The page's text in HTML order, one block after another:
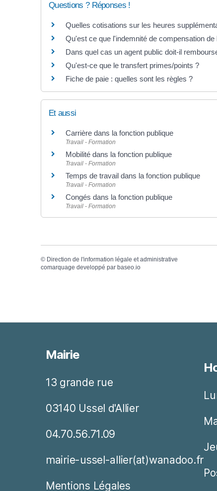
Questions ? Réponses !
Quelles cotisations sur les heures
Qu'est ce que l'indemnité de compensation
Dans quel cas un agent public doit-il
Qu'est-ce que le transfert primes/points ?
Fiche de paie : quelles sont les règles ?
Et aussi
Carrière dans la fonction publique
Travail - Formation
Mobilité dans la fonction publique
Travail - Formation
Temps de travail dans la fonction publique
Travail - Formation
Congés dans la fonction publique
Travail - Formation
© Direction de l'information légale et administrative
comarquage developpé par baseo.io
Mairie
13 grande rue
03140 Ussel d'Allier
04.70.56.71.09
mairie-ussel-allier(at)wanadoo.fr
Mentions Légales